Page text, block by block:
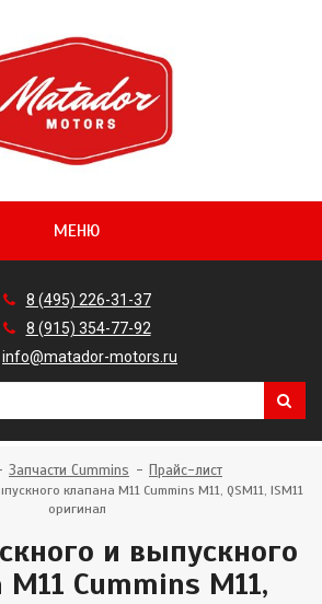
МЕНЮ
8 (495) 226-31-37
8 (915) 354-77-92
info@matador-motors.ru
Запчасти Cummins Прайс-лист
клапана M11 Cummins M11, QSM11, ISM11
оригинал
и выпускного
Cummins M11,